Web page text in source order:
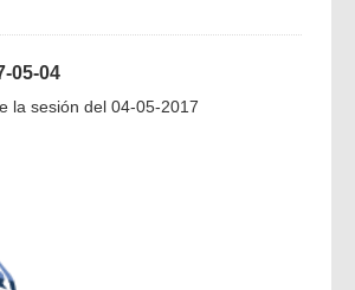
05-04
la sesión del 04-05-2017